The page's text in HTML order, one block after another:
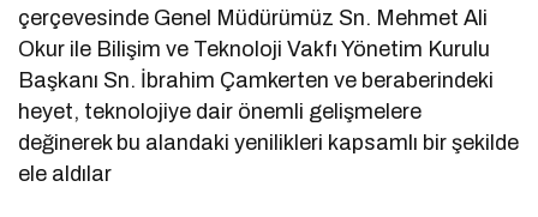
çerçevesinde Genel Müdürümüz Sn. Mehmet Ali
Okur ile Bilişim ve Teknoloji Vakfı Yönetim Kurulu
Başkanı Sn. İbrahim Çamkerten ve beraberindeki
heyet, teknolojiye dair önemli gelişmelere
değinerek bu alandaki yenilikleri kapsamlı bir şekilde
ele aldılar